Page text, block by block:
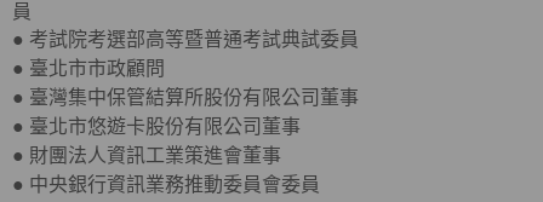
員
● 考試院考選部高等暨普通考試典試委員
● 臺北市市政顧問
● 臺灣集中保管結算所股份有限公司董事
● 臺北市悠遊卡股份有限公司董事
● 財團法人資訊工業策進會董事
● 中央銀行資訊業務推動委員會委員